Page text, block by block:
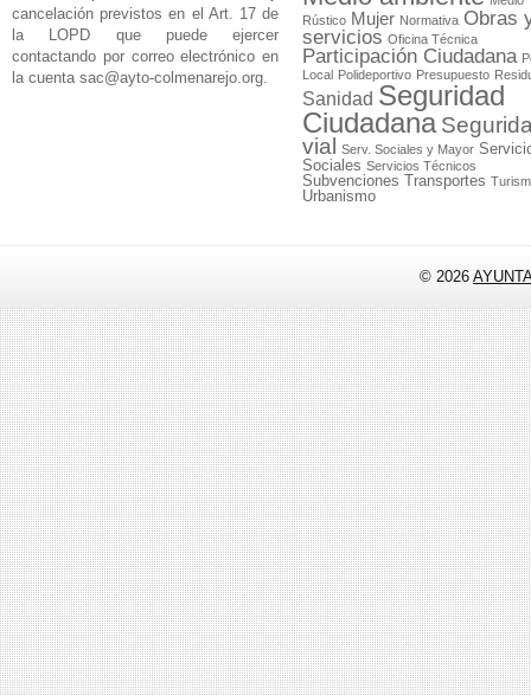
cancelación previstos en el Art. 17 de
la LOPD que puede ejercer
contactando por correo electrónico en
la cuenta sac@ayto-colmenarejo.org.
Rústico Mujer Normativa Obras
servicios Oficina Técnica
Participación Ciudadana
Local Polideportivo Presupuesto
Sanidad Seguridad
Ciudadana
vial
Serv. Sociales y Mayor
Sociales Servicios Técnicos
Subvenciones Transportes
Urbanismo
© 2026